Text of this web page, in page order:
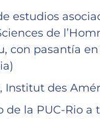
estudios
de
con pasantía
Institut des
de la PUC-Rio